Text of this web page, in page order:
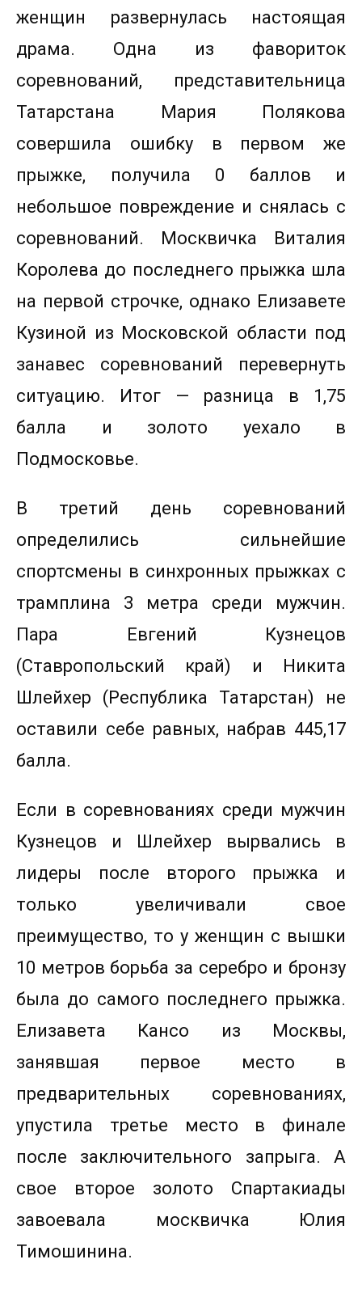
женщин развернулась настоящая
драма. Одна из фавориток
соревнований, представительница
Татарстана Мария Полякова
совершила ошибку в первом же
прыжке, получила 0 баллов и
небольшое повреждение и снялась с
соревнований. Москвичка Виталия
Королева до последнего прыжка шла
на первой строчке, однако Елизавете
Кузиной из Московской области под
занавес соревнований перевернуть
ситуацию. Итог — разница в 1,75
балла и золото уехало в
Подмосковье.
В третий день соревнований
определились сильнейшие
спортсмены в синхронных прыжках с
трамплина 3 метра среди мужчин.
Пара Евгений Кузнецов
(Ставропольский край) и Никита
Шлейхер (Республика Татарстан) не
оставили себе равных, набрав 445,17
балла.
Если в соревнованиях среди мужчин
Кузнецов и Шлейхер вырвались в
лидеры после второго прыжка и
только увеличивали свое
преимущество, то у женщин с вышки
10 метров борьба за серебро и бронзу
была до самого последнего прыжка.
Елизавета Кансо из Москвы,
занявшая первое место в
предварительных соревнованиях,
упустила третье место в финале
после заключительного запрыга. А
свое второе золото Спартакиады
завоевала москвичка Юлия
Тимошинина.